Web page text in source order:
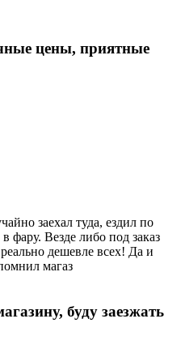
цены, приятные
заехал туда, ездил по
фару. Везде либо под заказ
дешевле всех! Да и
магаз
буду заезжать